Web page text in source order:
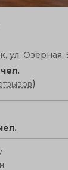
ул. Озерная,
)